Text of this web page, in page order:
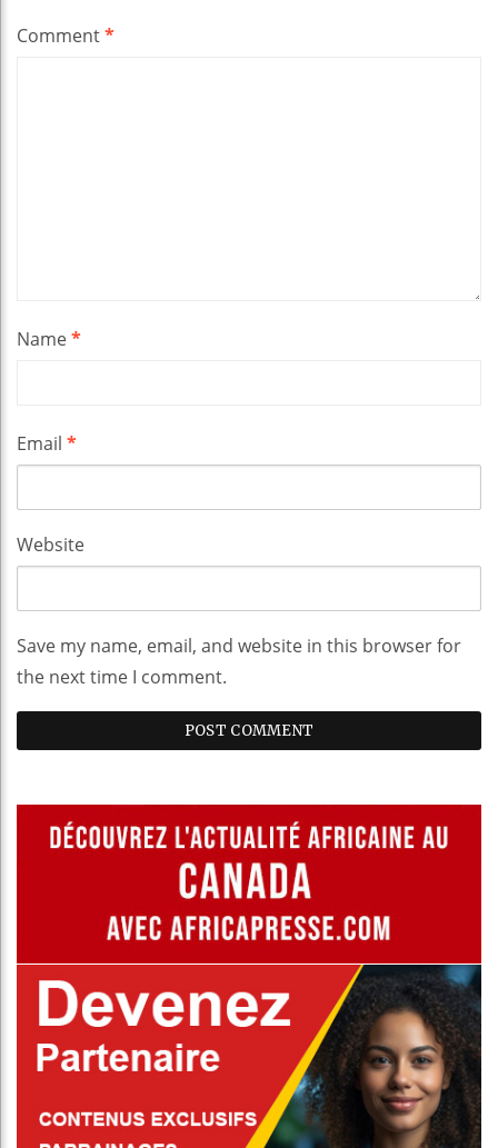
Comment*
Name*
Email *
Website
Save my name, email, and website in this browser for
the next time I comment.